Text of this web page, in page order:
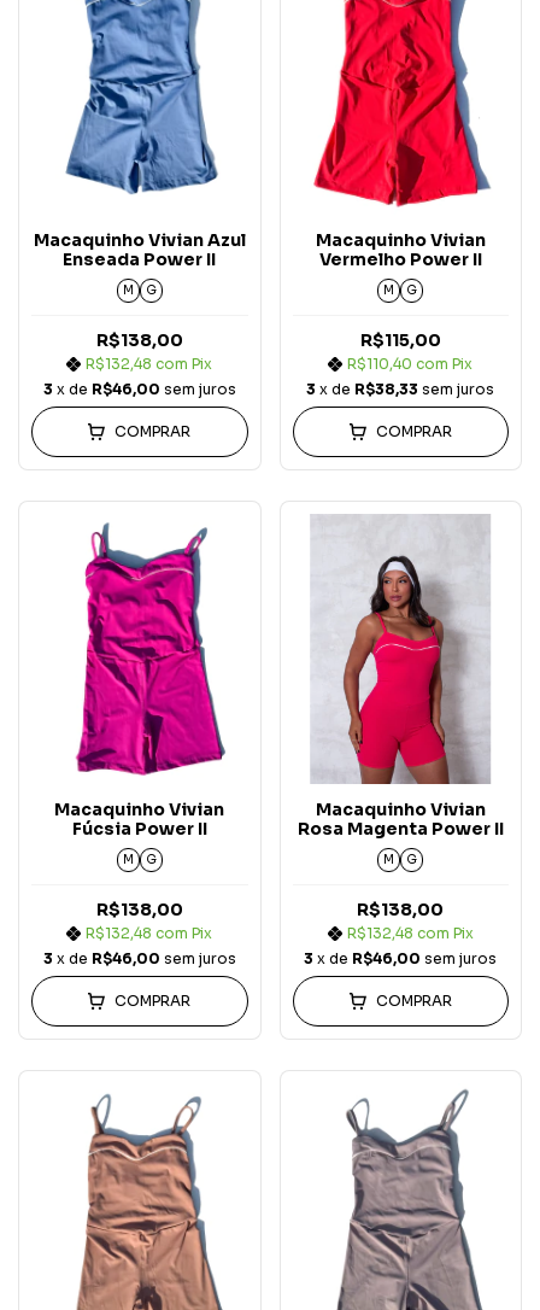
Macaquinho Vivian Azul
Enseada Power II
M G
R$138,00
R$132,48com Pix
3 x de R$46,00 sem juros
COMPRAR
Macaquinho Vivian
Vermelho Power II
M G
R$115,00
R$110,40com Pix
3 x de R$38,33 sem juros
COMPRAR
Macaquinho Vivian
Fúcsia Power II
M G
R$138,00
R$132,48com Pix
3 x de R$46,00 sem juros
COMPRAR
Macaquinho Vivian
Rosa Magenta Power II
M G
R$138,00
R$132,48 com Pix
3 x de R$46,00 sem juros
COMPRAR